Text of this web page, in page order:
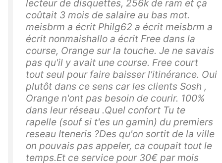
lecteur de disquettes, 256k de ram et ça
coûtait 3 mois de salaire au bas mot.
meisbrm a écrit Philg62 a écrit meisbrm a
écrit nonmaishallo a écrit Free dans la
course, Orange sur la touche. Je ne savais
pas qu'il y avait une course. Free court
tout seul pour faire baisser l'itinérance. Oui
plutôt dans ce sens car les clients Sosh ,
Orange n'ont pas besoin de courir. 100%
dans leur réseau .Quel confort Tu te
rapelle (souf si t'es un gamin) du premiers
reseau Iteneris ?Des qu'on sortit de la ville
on pouvais pas appeler, ca coupait tout le
temps.Et ce service pour 30€ par mois